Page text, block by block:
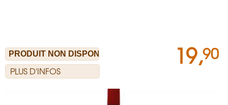
PLUS D'INFOS
19,90